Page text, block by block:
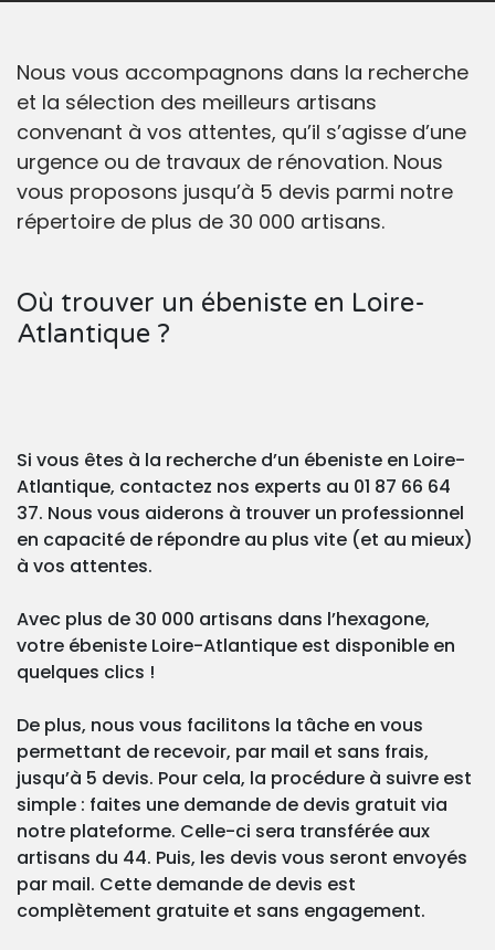
Nous vous accompagnons dans la recherche
et la sélection des meilleurs artisans
convenant à vos attentes, qu’il s’agisse d’une
urgence ou de travaux de rénovation. Nous
vous proposons jusqu’à 5 devis parmi notre
répertoire de plus de 30 000 artisans.
Où trouver un ébeniste en Loire-
Atlantique ?
Si vous êtes à la recherche d’un ébeniste en Loire-
Atlantique, contactez nos experts au 01 87 66 64
37. Nous vous aiderons à trouver un professionnel
en capacité de répondre au plus vite (et au mieux)
à vos attentes.
Avec plus de 30 000 artisans dans l’hexagone,
votre ébeniste Loire-Atlantique est disponible en
quelques clics !
De plus, nous vous facilitons la tâche en vous
permettant de recevoir, par mail et sans frais,
jusqu’à 5 devis. Pour cela, la procédure à suivre est
simple : faites une demande de devis gratuit via
notre plateforme. Celle-ci sera transférée aux
artisans du 44. Puis, les devis vous seront envoyés
par mail. Cette demande de devis est
complètement gratuite et sans engagement.